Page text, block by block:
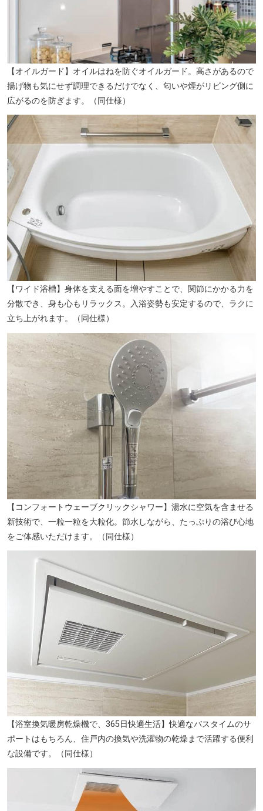
【オイルガード】オイルはねを防ぐオイルガード。高さがあるので
揚げ物も気にせず調理できるだけでなく、匂いや煙がリビング側に
広がるのを防ぎます。（同仕様）
【ワイド浴槽】身体を支える面を増やすことで、関節にかかる力を
分散でき、身も心もリラックス。入浴姿勢も安定するので、ラクに
立ち上がれます。（同仕様）
【コンフォートウェーブクリックシャワー】湯水に空気を含ませる
新技術で、一粒一粒を大粒化。節水しながら、たっぷりの浴び心地
をご体感いただけます。（同仕様）
【浴室換気暖房乾燥機で、365日快適生活】快適なバスタイムのサ
ポートはもちろん、住戸内の換気や洗濯物の乾燥まで活躍する便利
な設備です。（同仕様）